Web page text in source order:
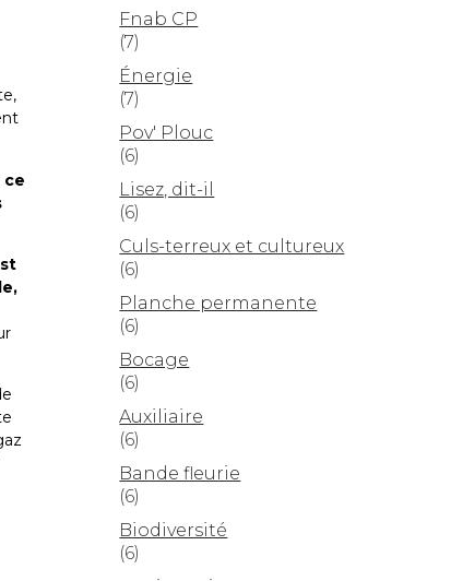
ce
Fnab CP
(7)
Énergie
(7)
Pov' Plouc
(6)
Lisez, dit-il
(6)
Culs-terreux et cultureux
(6)
Planche permanente
(6)
Bocage
(6)
Auxiliaire
(6)
Bande fleurie
(6)
Biodiversité
(6)